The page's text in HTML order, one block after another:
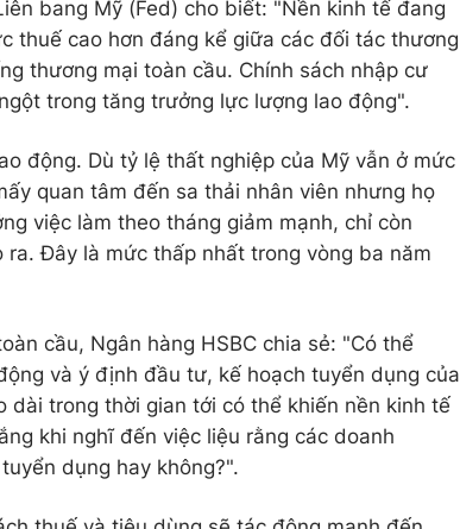
bang Mỹ (Fed) cho biết: "Nền kinh tế đang
thuế cao hơn đáng kể giữa các đối tác thương
thương mại toàn cầu. Chính sách nhập cư
trong tăng trưởng lực lượng lao động".
động. Dù tỷ lệ thất nghiệp của Mỹ vẫn ở mức
quan tâm đến sa thải nhân viên nhưng họ
việc làm theo tháng giảm mạnh, chỉ còn
Đây là mức thấp nhất trong vòng ba năm
cầu, Ngân hàng HSBC chia sẻ: "Có thể
và ý định đầu tư, kế hoạch tuyển dụng của
dài trong thời gian tới có thể khiến nền kinh tế
khi nghĩ đến việc liệu rằng các doanh
dụng hay không?".